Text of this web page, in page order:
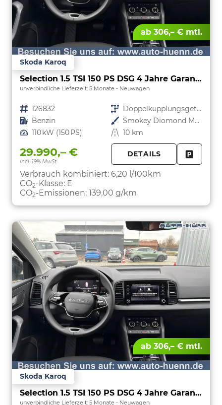
ab 306,– € mtl.
Skoda Karoq
Selection 1.5 TSI 150 PS DSG 4 Jahre Garantie-Anhängerkupplung-Keyless Start-AppleCarPlay-AndroidAuto-Sunset-Tempomat-2-Zonen-Klima-16''Alu
unverbindliche Lieferzeit: 5 Monate Neuwagen
Fahrzeugnr. 126832 Getriebe
Doppelkupplungsgetriebe (DSG)
Kraftstoff Benzin Außenfarbe
Smokey Diomond Metallic
Leistung 110 kW (150 PS) Kilometerstand 10 km
29.990,– €
incl. 19% MwSt.
DETAILS
Verbrauch kombiniert: 6,20 l/100km
CO2-Klasse: E
CO2-Emissionen: 139,00 g/km
ab 306,– € mtl.
Skoda Karoq
Selection 1.5 TSI 150 PS DSG 4 Jahre Garantie-Anhängerkupplung-Keyless Start-AppleCarPlay-AndroidAuto-Sunset-Tempomat-2-Zonen-Klima-16''Alu
unverbindliche Lieferzeit: 5 Monate Neuwagen